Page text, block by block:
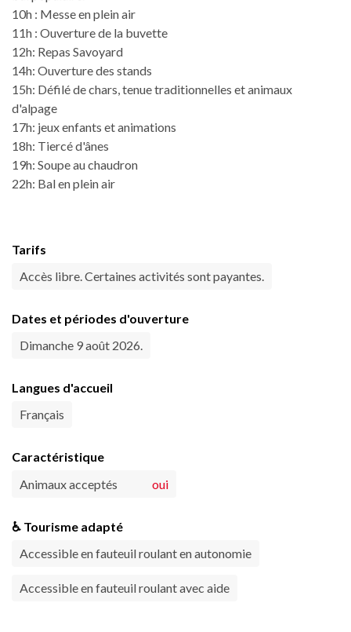
10h : Messe en plein air
11h : Ouverture de la buvette
12h: Repas Savoyard
14h: Ouverture des stands
15h: Défilé de chars, tenue traditionnelles et animaux
d'alpage
17h: jeux enfants et animations
18h: Tiercé d'ânes
19h: Soupe au chaudron
22h: Bal en plein air
Tarifs
Accès libre. Certaines activités sont payantes.
Dates et périodes d'ouverture
Dimanche 9 août 2026.
Langues d'accueil
Français
Caractéristique
Animaux acceptés
oui
♿ Tourisme adapté
Accessible en fauteuil roulant en autonomie
Accessible en fauteuil roulant avec aide